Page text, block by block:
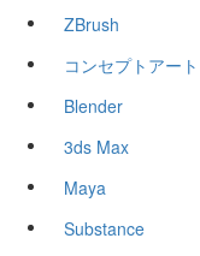
ZBrush
コンセプトアート
Blender
3ds Max
Maya
Substance